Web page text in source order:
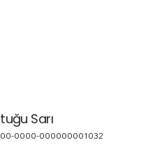
Sarı
0000-000000001032